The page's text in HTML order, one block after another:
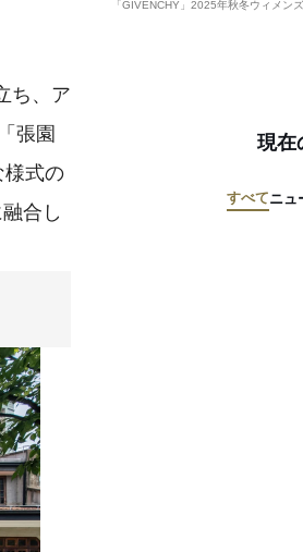
「GIVENCHY」2025年秋冬ウィメン
ち、ア
張園
様式の
合し
現在
すべてニュ